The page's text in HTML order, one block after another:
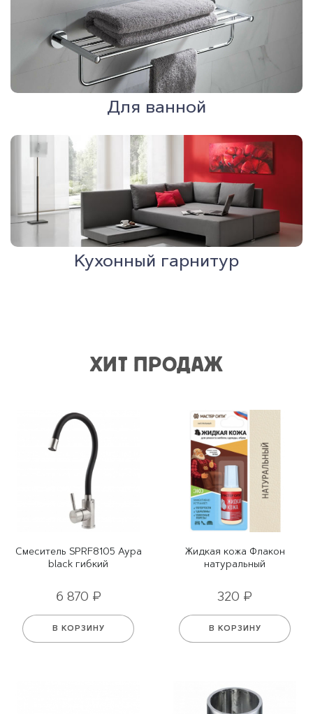
Для ванной
Кухонный гарнитур
ХИТ ПРОДАЖ
Смеситель SPRF8105 Аура
black гибкий
6 870 ₽
В КОРЗИНУ
Жидкая кожа Флакон
натуральный
320 ₽
В КОРЗИНУ